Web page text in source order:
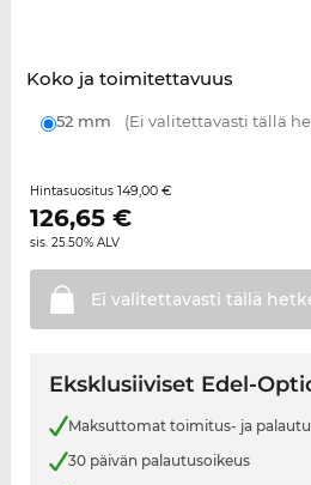
Koko ja toimitettavuus
52 mm (Ei valitettavasti tällä
Hintasuositus 149,00 €
126,65€
sis. 25.50% ALV
Ei valitettavasti tällä
Eksklusiiviset Edel-
Maksuttomat toimitus- ja
30 päivän palautusoikeus